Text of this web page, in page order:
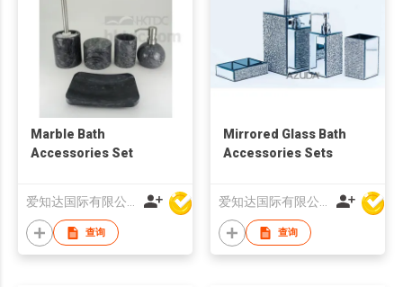
Marble Bath
Accessories Set
爱知达国际有限公司
查询
Mirrored Glass Bath
Accessories Sets
爱知达国际有限公司
查询